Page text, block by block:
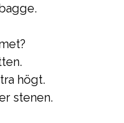
högt.
stenen.